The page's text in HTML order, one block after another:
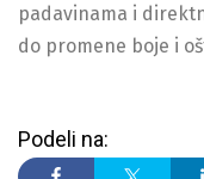
padavinama i
do promene boje i
Podeli na: